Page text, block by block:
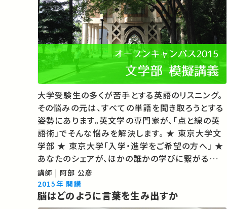
大学受験生の多くが苦手とする英語のリスニング。
その悩みの元は、すべての単語を聞き取ろうとする
姿勢にあります。英文学の専門家が、「点と線の英
語術」でそんな悩みを解決します。 ★ 東京大学文
学部 ★ 東京大学「入学・進学をご希望の方へ」 ★
あなたのシェアが、ほかの誰かの学びに繋がるかも
しれません。 お気に入りの講義・講演があれば
SNSなどでシェアをお願いします。
講師 | 阿部 公彦
2015年 開講
脳はどのように言葉を生み出すか